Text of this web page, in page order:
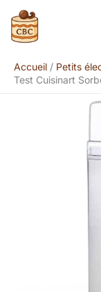
contenu
Accueil
Petits
Test Cuisinart
Rechercher